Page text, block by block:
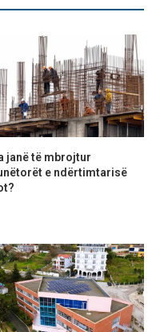
janë të mbrojtur
e ndërtimtarisë